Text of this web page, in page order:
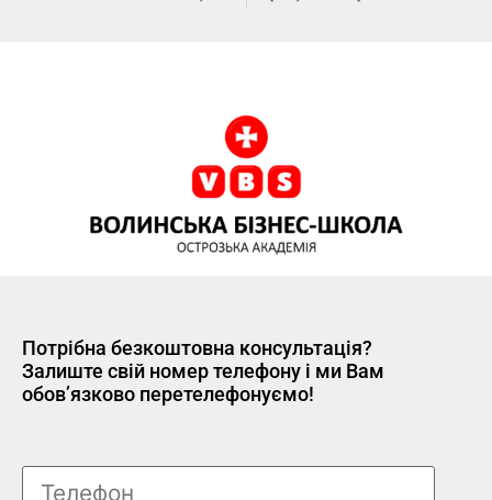
Потрібна безкоштовна консультація?
Залиште свій номер телефону і ми Вам
обов’язково перетелефонуємо!